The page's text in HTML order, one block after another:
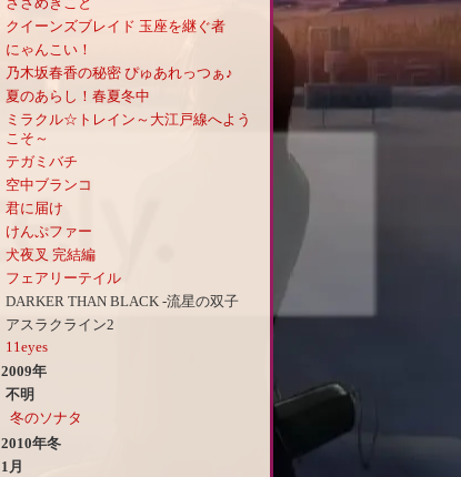
クイーンズブレイド 玉座を継ぐ者
にゃんこい！
乃木坂春香の秘密 ぴゅあれっつぁ♪
夏のあらし！春夏冬中
ミラクル☆トレイン～大江戸線へよう
こそ～
テガミバチ
空中ブランコ
君に届け
けんぷファー
犬夜叉 完結編
フェアリーテイル
DARKER THAN BLACK -流星の双子
アスラクライン2
11eyes
2009年
不明
冬のソナタ
2010年冬
1月